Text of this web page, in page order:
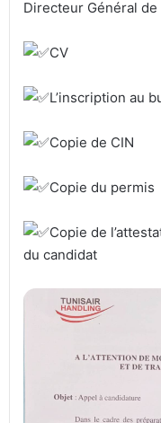
Directeur Général
CV
L’inscription au
Copie de CIN
Copie du permis
Copie de
du candidat